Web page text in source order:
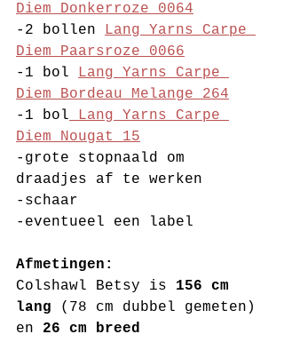
Diem Donkerroze 0064
-2 bollen Lang Yarns Carpe
Diem Paarsroze 0066
-1 bol Lang Yarns Carpe
Diem Bordeau Melange 264
-1 bol Lang Yarns Carpe
Diem Nougat 15
-grote stopnaald om
draadjes af te werken
-schaar
-eventueel een label
Afmetingen:
Colshawl Betsy is 156 cm
lang (78 cm dubbel gemeten)
en 26 cm breed